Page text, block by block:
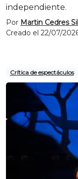
independiente.
Por Martin Cedres
Creado el 22/07/
Crítica de espectáculos